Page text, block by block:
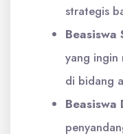
strategis
Beasiswa
yang ingin
di bidang
Beasiswa